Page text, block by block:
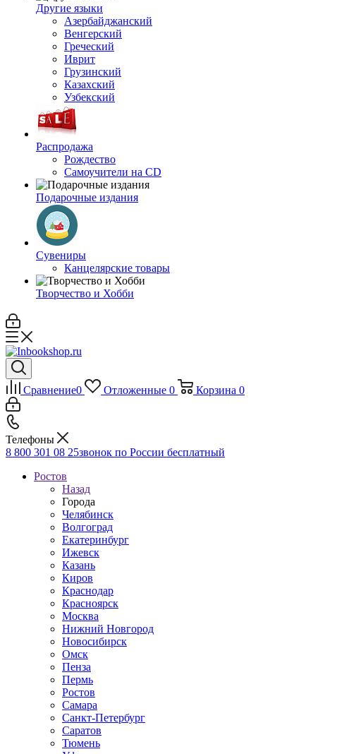
Другие языки
Азербайджанский
Венгерский
Греческий
Иврит
Грузинский
Казахский
Узбекский
Распродажа
Рождество
Самоучители на CD
Подарочные издания
Сувениры
Канцелярские товары
Творчество и Хобби
Сравнение0 Отложенные 0 Корзина 0
Телефоны
8 800 301 08 25звонок по России бесплатный
Ростов
Назад
Города
Челябинск
Волгоград
Екатеринбург
Ижевск
Казань
Киров
Краснодар
Красноярск
Москва
Нижний Новгород
Новосибирск
Омск
Пенза
Пермь
Ростов
Самара
Санкт-Петербург
Саратов
Тюмень